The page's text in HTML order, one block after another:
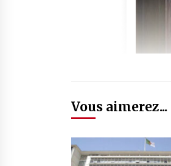
Vous aimerez...